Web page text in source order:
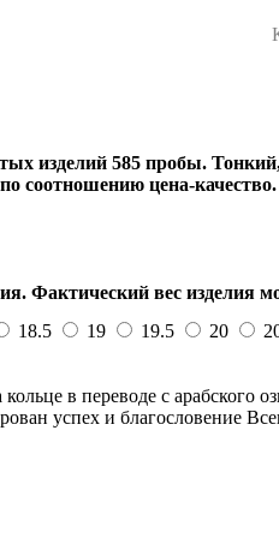
изделий 585 пробы.
соотношению цена-качество.
Фактический вес изделия
18.5 19 19.5 20
в переводе с
успех и благословение